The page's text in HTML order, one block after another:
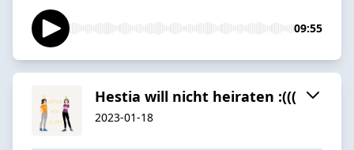
09:55
Hestia will nicht heiraten :(((
2023-01-18